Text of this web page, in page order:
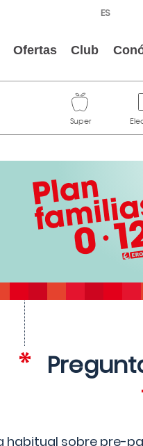
Ofertas Club
habitual sobre pre-